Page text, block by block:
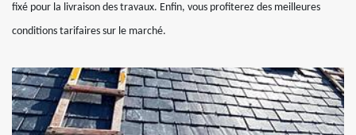
fixé pour la livraison des travaux. Enfin, vous profiterez des meilleures
conditions tarifaires sur le marché.